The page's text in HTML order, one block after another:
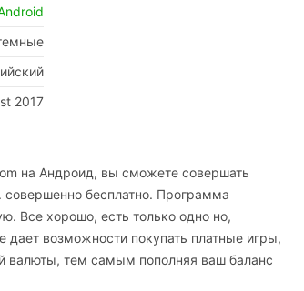
2017
на Андроид, вы сможете совершать
совершенно бесплатно. Программа
Все хорошо, есть только одно но,
возможности покупать платные игры,
валюты, тем самым пополняя ваш баланс